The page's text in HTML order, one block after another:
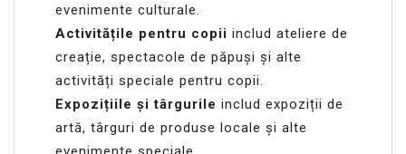
evenimente culturale.
Activitățile pentru copii includ ateliere de
creație, spectacole de păpuși și alte
activități speciale pentru copii.
Expozițiile și târgurile includ expoziții de
artă, târguri de produse locale și alte